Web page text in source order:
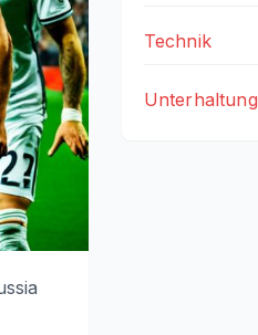
Technik
Unterhaltung